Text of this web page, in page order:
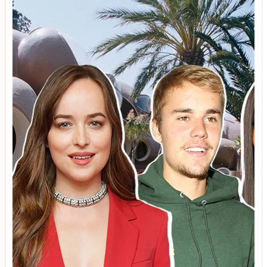
ტენდენციები
სამზარეულოს ფერები, რომლებიც ყოველთვის
მდიდრულად გამოიყურება